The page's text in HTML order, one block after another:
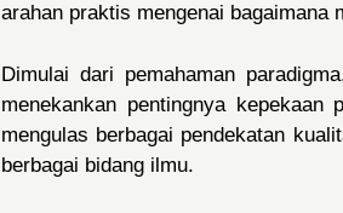
arahan praktis mengenai
Dimulai dari pemahaman
menekankan pentingnya
mengulas berbagai pendekatan
berbagai bidang ilmu.